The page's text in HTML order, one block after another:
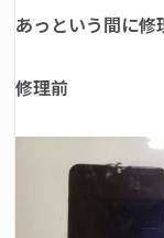
あっという間に
修理